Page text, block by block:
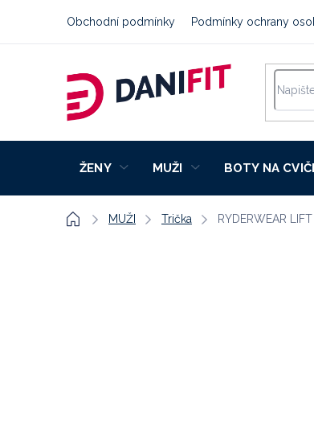
Obchodní podmínky Podmínky ochrany
ŽENY MUŽI BOTY NA
DomůMUŽI Trička RYDERWEAR